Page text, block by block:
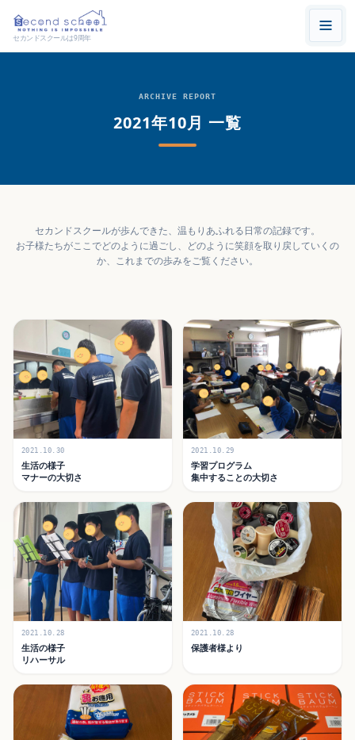
セカンドスクールは9周年
ARCHIVE REPORT
2021年10月 一覧
セカンドスクールが歩んできた、温もりあふれる日常の記録です。
お子様たちがここでどのように過ごし、どのように笑顔を取り戻していくの
か、これまでの歩みをご覧ください。
2021.10.30
生活の様子
マナーの大切さ
2021.10.29
学習プログラム
集中することの大切さ
2021.10.28
生活の様子
リハーサル
2021.10.28
保護者様より